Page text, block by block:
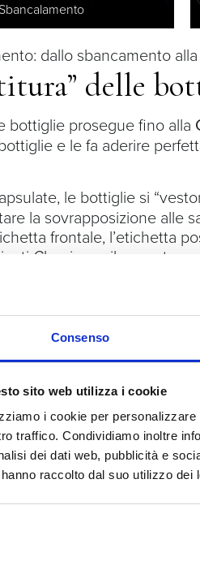
Consenso
sito web utilizza i cookie
i cookie per
traffico. Condividiamo inoltre
dei dati web, pubblicità e
raccolto dal suo utilizzo dei
Sbancalamento
dallo sbancamento
delle
bottiglie prosegue fino alla
e le fa aderire
le bottiglie si
la sovrapposizione alle
frontale, l’etichetta
Classico, e il marcatore